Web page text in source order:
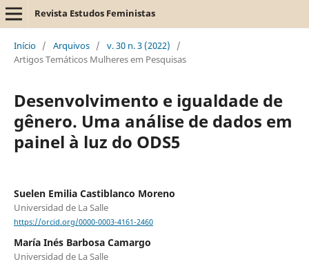
Revista Estudos Feministas
Início / Arquivos / v. 30 n. 3 (2022)
/
Artigos Temáticos Mulheres em Pesquisas
Desenvolvimento e igualdade de
gênero. Uma análise de dados em
painel à luz do ODS5
Suelen Emilia Castiblanco Moreno
Universidad de La Salle
https://orcid.org/0000-0003-4161-2460
María Inés Barbosa Camargo
Universidad de La Salle